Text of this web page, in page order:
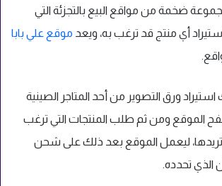
ضخمة من مواقع البيع بالتجزئة التي
أي منتج قد ترغب به، ويعد موقع علي بابا
ورق التصوير من أحد المتاجر الصينية
الموقع ومن ثم طلب المنتجات التي ترغب
تريدها، ليعمل الموقع بعد ذلك على شحن
الذي تحدده.